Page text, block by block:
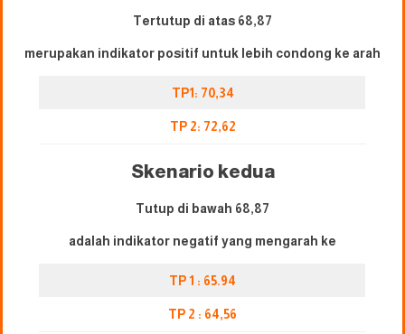
Tertutup di atas 68,87
merupakan indikator positif untuk lebih condong ke arah
TP1: 70,34
TP 2: 72,62
Skenario kedua
Tutup di bawah 68,87
adalah indikator negatif yang mengarah ke
TP 1 : 65.94
TP 2 : 64,56